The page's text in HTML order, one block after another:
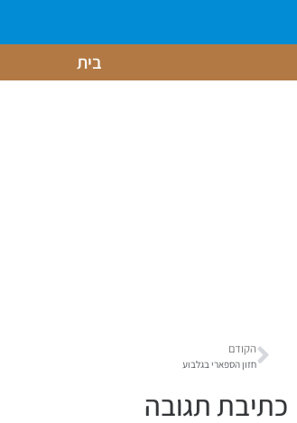
בית
הקודם
חזון הספארי בגלבוע
כתיבת תגובה